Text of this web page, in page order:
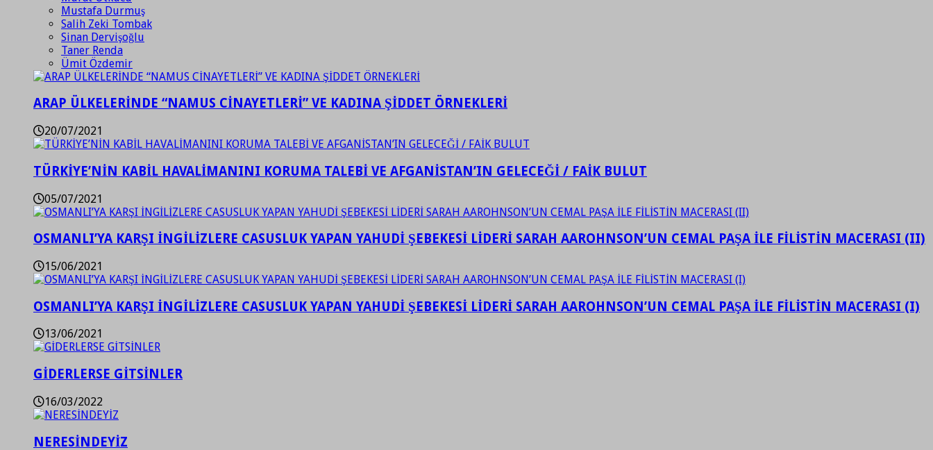
Mustafa Durmuş
Salih Zeki Tombak
Sinan Dervişoğlu
Taner Renda
Ümit Özdemir
ARAP ÜLKELERİNDE “NAMUS CİNAYETLERİ” VE KADINA ŞİDDET ÖRNEKLERİ
20/07/2021
TÜRKİYE’NİN KABİL HAVALİMANINI KORUMA TALEBİ VE AFGANİSTAN’IN GELECEĞİ / FAİK BULUT
05/07/2021
OSMANLI’YA KARŞI İNGİLİZLERE CASUSLUK YAPAN YAHUDİ ŞEBEKESİ LİDERİ SARAH AAROHNSON’UN CEMAL PAŞA İLE FİLİSTİN MACERASI (II)
15/06/2021
OSMANLI’YA KARŞI İNGİLİZLERE CASUSLUK YAPAN YAHUDİ ŞEBEKESİ LİDERİ SARAH AAROHNSON’UN CEMAL PAŞA İLE FİLİSTİN MACERASI (I)
13/06/2021
GİDERLERSE GİTSİNLER
16/03/2022
NERESİNDEYİZ